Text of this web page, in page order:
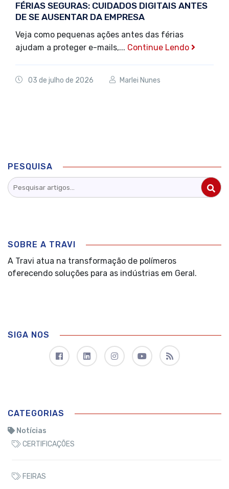
FÉRIAS SEGURAS: CUIDADOS DIGITAIS ANTES
DE SE AUSENTAR DA EMPRESA
Veja como pequenas ações antes das férias
ajudam a proteger e-mails,... Continue Lendo
03 de julho de 2026 Marlei Nunes
PESQUISA
SOBRE A TRAVI
A Travi atua na transformação de polímeros
oferecendo soluções para as indústrias em Geral.
SIGA NOS
CATEGORIAS
Notícias
CERTIFICAÇÕES
FEIRAS